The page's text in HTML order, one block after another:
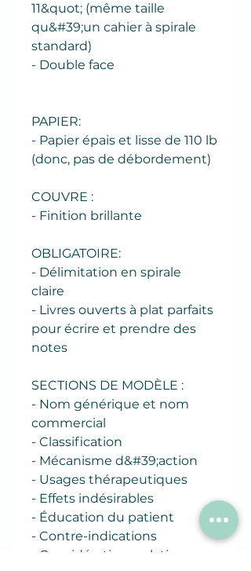
11&quot; (même taille
qu&#39;un cahier à spirale
standard)
- Double face
PAPIER:
- Papier épais et lisse de 110 lb
(donc, pas de débordement)
COUVRE :
- Finition brillante
OBLIGATOIRE:
- Délimitation en spirale
claire
- Livres ouverts à plat parfaits
pour écrire et prendre des
notes
SECTIONS DE MODÈLE :
- Nom générique et nom
commercial
- Classification
- Mécanisme d&#39;action
- Usages thérapeutiques
- Effets indésirables
- Éducation du patient
- Contre-indications
- Considérations relatives aux